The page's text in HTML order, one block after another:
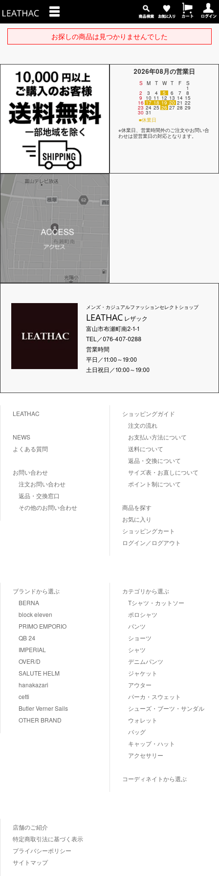
お探しの商品は見つかりませんでした
2026年08月の営業日
S M T W T F S
1
2 3 4 5 6 7 8
9 10 11 12 13 14 15
16 17 18 19 20 21 22
23 24 25 26 27 28 29
30 31
■休業日
※休業日、営業時間外のご注文やお問い合
わせは翌営業日の対応となります。
メンズ・カジュアルファッションセレクトショップ
LEATHACレザック
富山市布瀬町南2-1-1
TEL／076-407-0288
営業時間
平日／11:00～19:00
土日祝日／10:00～19:00
LEATHAC
NEWS
よくある質問
お問い合わせ
注文お問い合わせ
返品・交換窓口
その他のお問い合わせ
ショッピングガイド
注文の流れ
お支払い方法について
送料について
返品・交換について
サイズ表・お直しについて
ポイント制について
商品を探す
お気に入り
ショッピングカート
ログイン／ログアウト
ブランドから選ぶ
BERNA
block eleven
PRIMO EMPORIO
QB 24
IMPERIAL
OVER/D
SALUTE HELM
hanakazari
cetti
Butler Verner Sails
OTHER BRAND
カテゴリから選ぶ
Tシャツ・カットソー
ポロシャツ
パンツ
ショーツ
シャツ
デニムパンツ
ジャケット
アウター
パーカ・スウェット
シューズ・ブーツ・サンダル
ウォレット
バッグ
キャップ・ハット
アクセサリー
コーディネイトから選ぶ
店舗のご紹介
特定商取引法に基づく表示
プライバシーポリシー
サイトマップ